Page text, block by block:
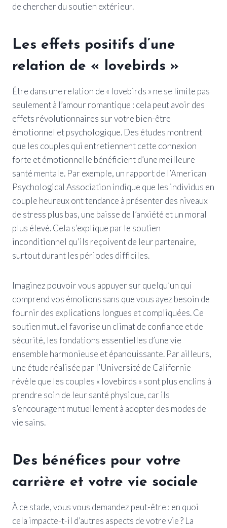
de chercher du soutien extérieur.
Les effets positifs d’une
relation de « lovebirds »
Être dans une relation de « lovebirds » ne se limite pas
seulement à l’amour romantique : cela peut avoir des
effets révolutionnaires sur votre bien-être
émotionnel et psychologique. Des études montrent
que les couples qui entretiennent cette connexion
forte et émotionnelle bénéficient d’une meilleure
santé mentale. Par exemple, un rapport de l’American
Psychological Association indique que les individus en
couple heureux ont tendance à présenter des niveaux
de stress plus bas, une baisse de l’anxiété et un moral
plus élevé. Cela s’explique par le soutien
inconditionnel qu’ils reçoivent de leur partenaire,
surtout durant les périodes difficiles.
Imaginez pouvoir vous appuyer sur quelqu’un qui
comprend vos émotions sans que vous ayez besoin de
fournir des explications longues et compliquées. Ce
soutien mutuel favorise un climat de confiance et de
sécurité, les fondations essentielles d’une vie
ensemble harmonieuse et épanouissante. Par ailleurs,
une étude réalisée par l’Université de Californie
révèle que les couples « lovebirds » sont plus enclins à
prendre soin de leur santé physique, car ils
s’encouragent mutuellement à adopter des modes de
vie sains.
Des bénéfices pour votre
carrière et votre vie sociale
À ce stade, vous vous demandez peut-être : en quoi
cela impacte-t-il d’autres aspects de votre vie ? La